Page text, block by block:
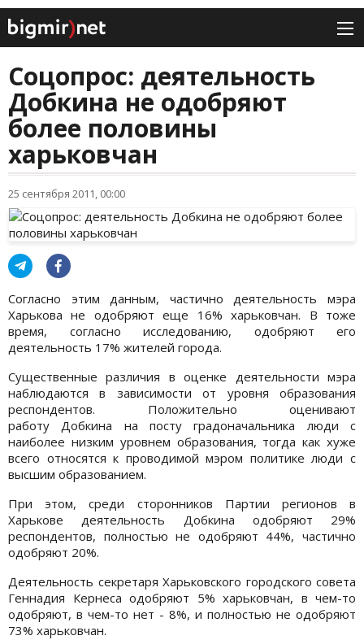
Соцопрос: деятельность
Добкина не одобряют
более половины
харьковчан
25 сентября 2011, 00:00
Согласно этим данным, частично деятельность мэра
Харькова не одобряют еще 16% харьковчан. В тоже
время, согласно исследованию, одобряют его
деятельность 17% жителей города.
Существенные различия в оценке деятельности мэра
наблюдаются в зависимости от уровня образования
респондентов. Положительно оценивают
работу Добкина на посту градоначальника люди с
наиболее низким уровнем образования, тогда как хуже
всего относятся к проводимой мэром политике люди с
высшим образованием.
При этом, среди сторонников Партии регионов в
Харькове деятельность Добкина одобряют 29%
респондентов, полностью не одобряют 44%, частично
одобряют 20%.
Деятельность секретаря Харьковского городского совета
Геннадия Кернеса одобряют 5% харьковчан, в чем-то
одобряют, в чем-то нет - 8%, и полностью не одобряют
73% харьковчан.